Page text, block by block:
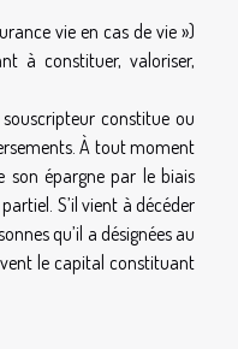
vie en cas de vie »)
à constituer, valoriser,
constitue ou
À tout moment
épargne par le biais
S’il vient à décéder
qu’il a désignées au
le capital constituant